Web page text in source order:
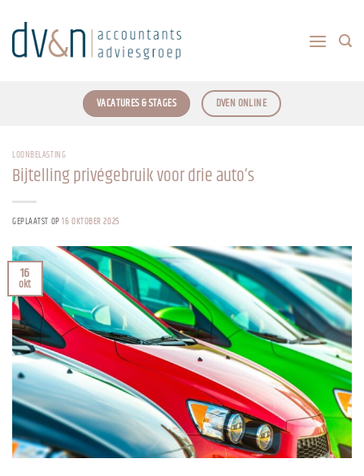
naar
inhoud
VACATURES & STAGES DVEN ONLINE
LOONBELASTING
Bijtelling privégebruik voor drie auto’s
GEPLAATST OP16 OKTOBER 2025
16
okt